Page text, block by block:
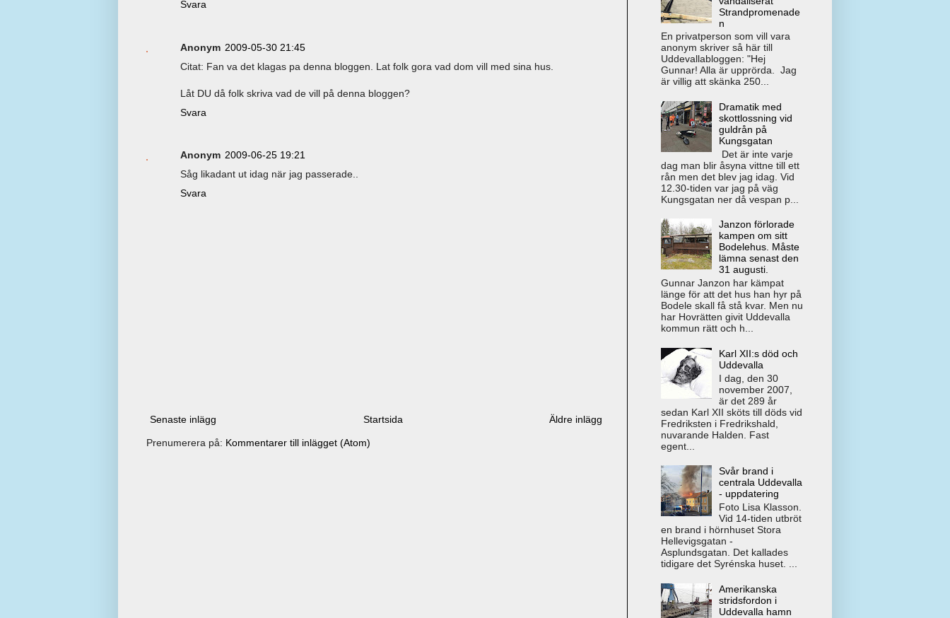
Svara
Anonym 2009-05-30 21:45
Citat: Fan va det klagas pa denna bloggen. Lat folk gora vad dom vill med sina hus.
Låt DU då folk skriva vad de vill på denna bloggen?
Svara
Anonym 2009-06-25 19:21
Såg likadant ut idag när jag passerade..
Svara
Senaste inlägg Äldre inlägg
Startsida
Prenumerera på: Kommentarer till inlägget (Atom)
Strandpromenade
n
En privatperson som vill vara
anonym skriver så här till
Uddevallabloggen: "Hej
Gunnar! Alla är upprörda. Jag
är villig att skänka 250...
Dramatik med
skottlossning vid
guldrån på
Kungsgatan
Det är inte varje
dag man blir åsyna vittne till ett
rån men det blev jag idag. Vid
12.30-tiden var jag på väg
Kungsgatan ner då vespan p...
Janzon förlorade
kampen om sitt
Bodelehus. Måste
lämna senast den
31 augusti.
Gunnar Janzon har kämpat
länge för att det hus han hyr på
Bodele skall få stå kvar. Men nu
har Hovrätten givit Uddevalla
kommun rätt och h...
Karl XII:s död och
Uddevalla
I dag, den 30
november 2007,
är det 289 år
sedan Karl XII sköts till döds vid
Fredriksten i Fredrikshald,
nuvarande Halden. Fast
egent...
Svår brand i
centrala Uddevalla
- uppdatering
Foto Lisa Klasson.
Vid 14-tiden utbröt
en brand i hörnhuset Stora
Hellevigsgatan -
Asplundsgatan. Det kallades
tidigare det Syrénska huset. ...
Amerikanska
stridsfordon i
Uddevalla hamn